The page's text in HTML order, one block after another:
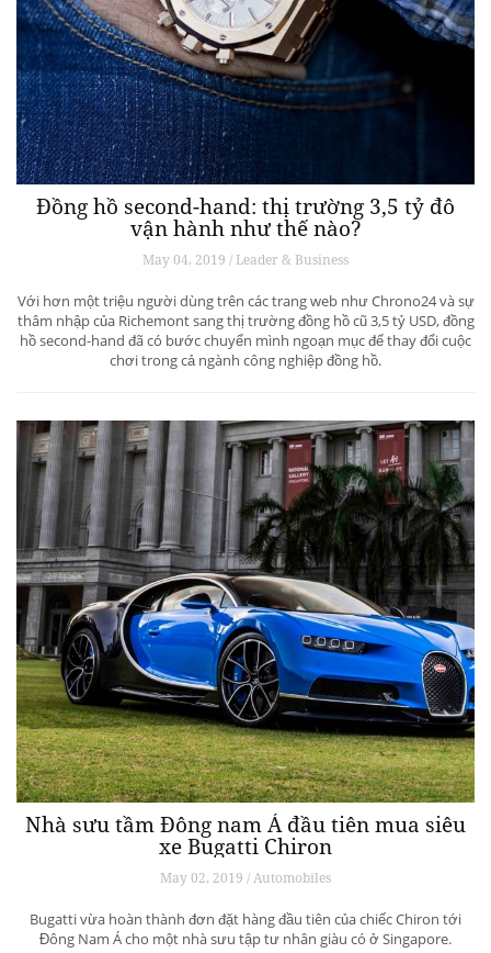
Đồng hồ second-hand: thị trường 3,5 tỷ đô
vận hành như thế nào?
May 04, 2019 / Leader & Business
Với hơn một triệu người dùng trên các trang web như Chrono24 và sự
thâm nhập của Richemont sang thị trường đồng hồ cũ 3,5 tỷ USD, đồng
hồ second-hand đã có bước chuyển mình ngoạn mục để thay đổi cuộc
chơi trong cả ngành công nghiệp đồng hồ.
Nhà sưu tầm Đông nam Á đầu tiên mua siêu
xe Bugatti Chiron
May 02, 2019 / Automobiles
Bugatti vừa hoàn thành đơn đặt hàng đầu tiên của chiếc Chiron tới
Đông Nam Á cho một nhà sưu tập tư nhân giàu có ở Singapore.